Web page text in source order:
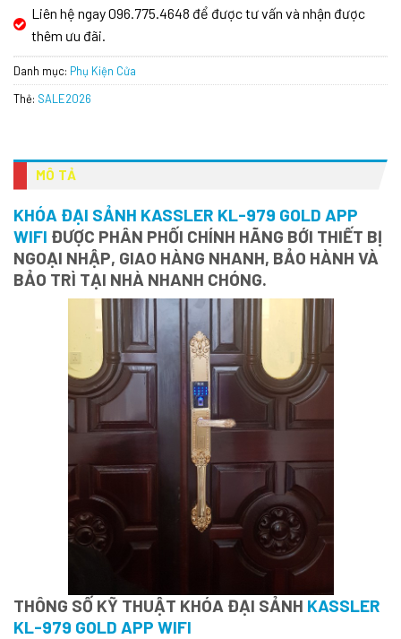
Liên hệ ngay 096.775.4648 để được tư vấn và nhận được
thêm ưu đãi.
Danh mục: Phụ Kiện Cửa
Thẻ: SALE2026
MÔ TẢ
KHÓA ĐẠI SẢNH KASSLER KL-979 GOLD APP
WIFI ĐƯỢC PHÂN PHỐI CHÍNH HÃNG BỚI THIẾT BỊ
NGOẠI NHẬP, GIAO HÀNG NHANH, BẢO HÀNH VÀ
BẢO TRÌ TẠI NHÀ NHANH CHÓNG.
THÔNG SỐ KỸ THUẬT KHÓA ĐẠI SẢNH KASSLER
KL-979 GOLD APP WIFI